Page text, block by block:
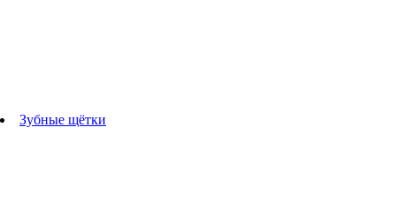
Зубные щётки